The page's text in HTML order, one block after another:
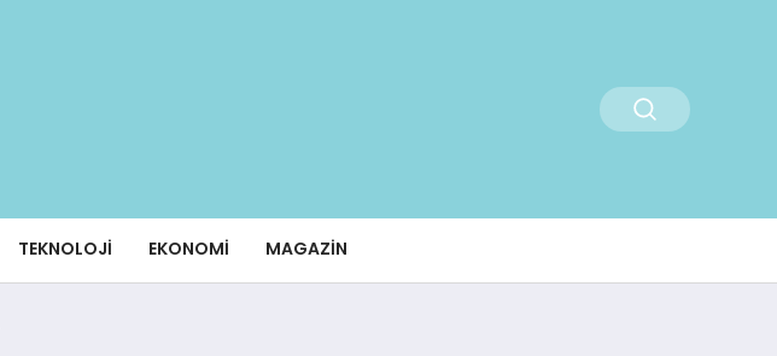
TEKNOLOJI EKONOMI MAGAZIN